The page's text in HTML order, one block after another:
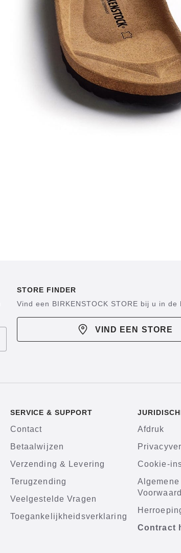
STORE FINDER
Vind een BIRKENSTOCK STORE bij u in de
VIND EEN STORE
SERVICE & SUPPORT
Contact
Betaalwijzen
Verzending & Levering
Terugzending
Veelgestelde Vragen
Toegankelijkheidsverklaring
Afdruk
Cookie-
Algemene
Contract